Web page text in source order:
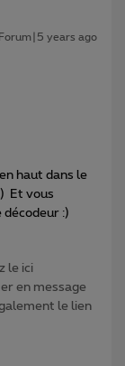
years ago
haut dans le
Et vous
:)
le ici
en message
le lien